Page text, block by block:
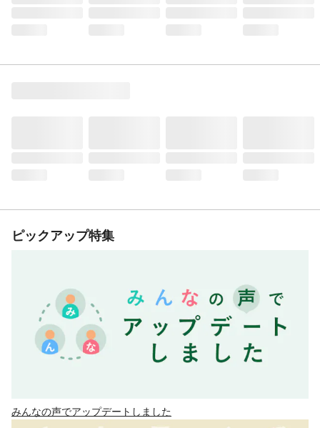
ピックアップ特集
みんなの声でアップデートしました